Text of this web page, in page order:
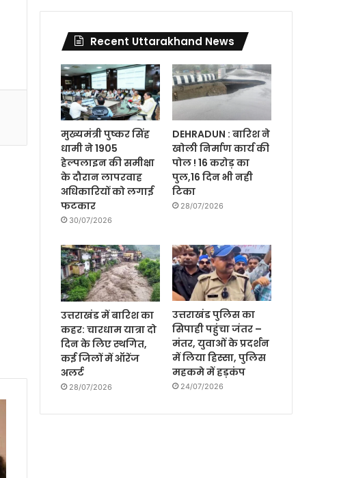
Recent Uttarakhand News
मुख्यमंत्री पुष्कर सिंह
धामी ने 1905
हेल्पलाइन की समीक्षा
के दौरान लापरवाह
अधिकारियों को लगाई
फटकार
30/07/2026
DEHRADUN : बारिश ने
खोली निर्माण कार्य की
पोल ! 16 करोड़ का
पुल,16 दिन भी नही
टिका
28/07/2026
उत्तराखंड में बारिश का
कहर: चारधाम यात्रा दो
दिन के लिए स्थगित,
कई जिलों में ऑरेंज
अलर्ट
28/07/2026
उत्तराखंड पुलिस का
सिपाही पहुंचा जंतर –
मंतर, युवाओं के प्रदर्शन
में लिया हिस्सा, पुलिस
महकमे में हड़कंप
24/07/2026